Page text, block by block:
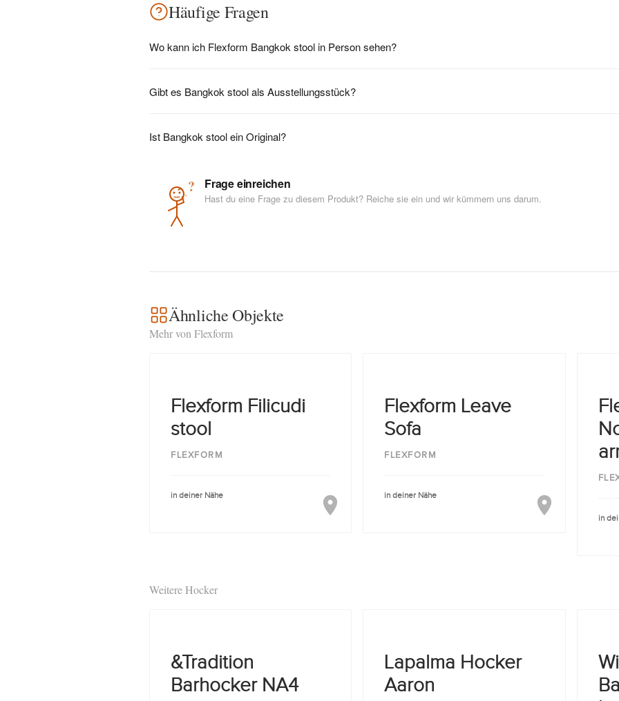
Häufige Fragen
Wo kann ich Flexform Bangkok stool in Person sehen?
Gibt es Bangkok stool als Ausstellungsstück?
Ist Bangkok stool ein Original?
? Frage einreichen
Hast du eine Frage zu diesem Produkt? Reiche sie ein und wir kümmern uns darum.
Ähnliche Objekte
Mehr von Flexform
Flexform Filicudi
stool
FLEXFORM
in deiner Nähe
Flexform Leave
Sofa
FLEXFORM
in deiner Nähe
in
Weitere Hocker
&Tradition
Barhocker NA4
Lapalma Hocker
Aaron